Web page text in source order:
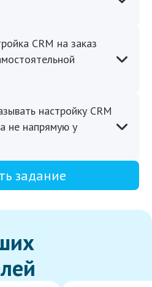
CRM на заказ
настройку CRM
не напрямую у
задание